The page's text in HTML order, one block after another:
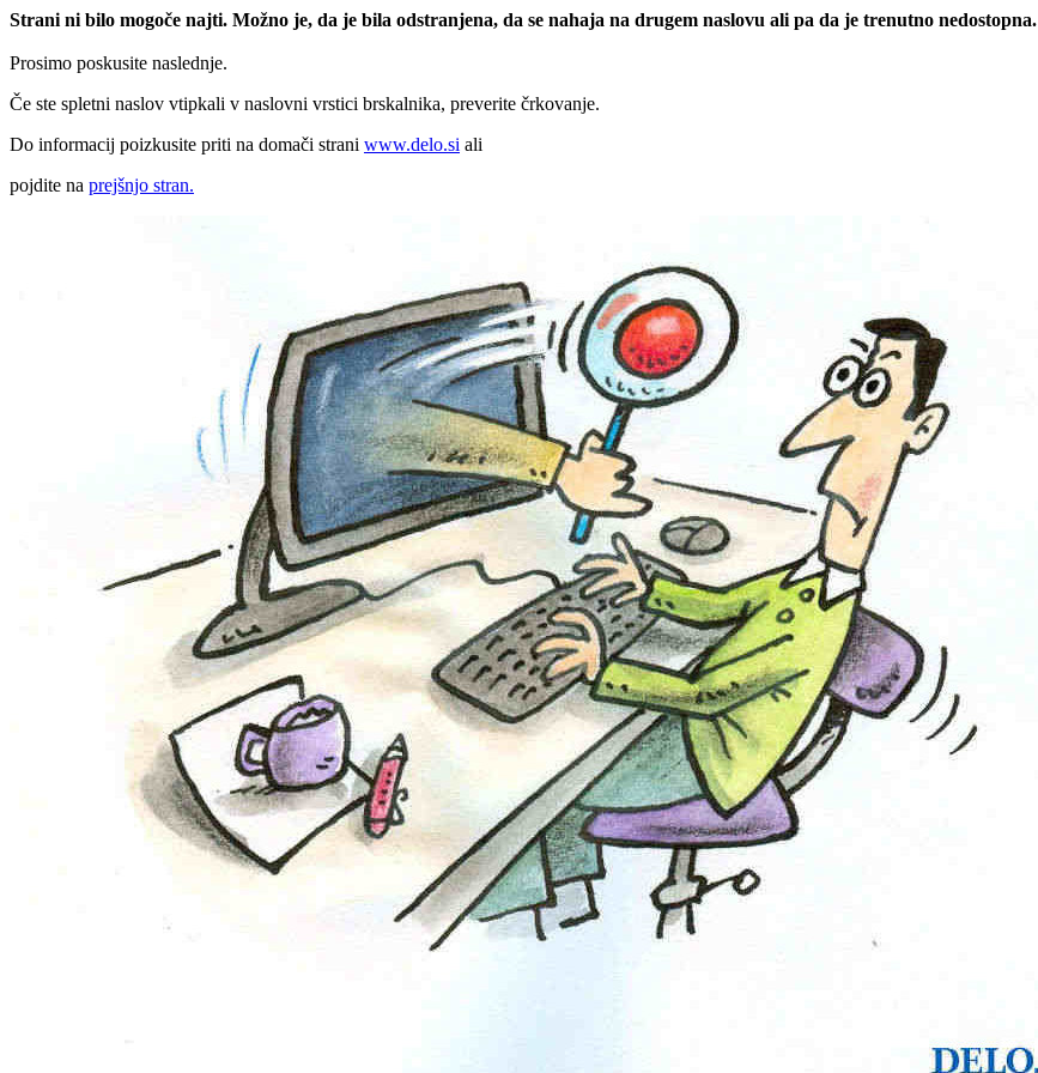
Strani ni bilo mogoče najti. Možno je, da je bila odstranjena, da se nahaja na drugem naslovu ali pa da je trenutno nedostopna.
Prosimo poskusite naslednje.
Če ste spletni naslov vtipkali v naslovni vrstici brskalnika, preverite črkovanje.
Do informacij poizkusite priti na domači strani www.delo.si ali
pojdite na prejšnjo stran.